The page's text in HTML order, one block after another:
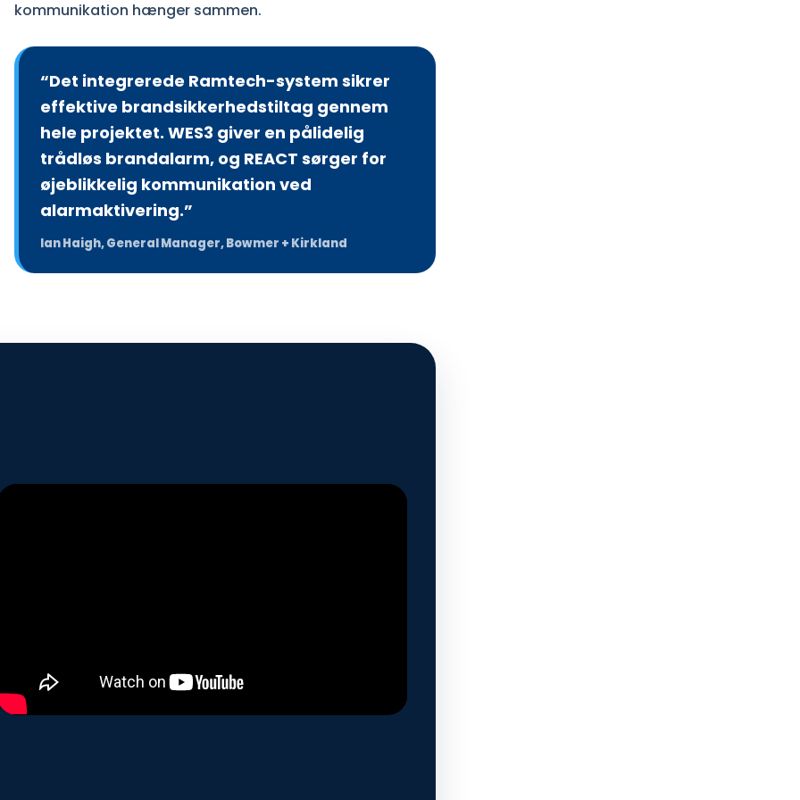
kommunikation hænger sammen.
“Det integrerede Ramtech-system sikrer
effektive brandsikkerhedstiltag gennem
hele projektet. WES3 giver en pålidelig
trådløs brandalarm, og REACT sørger for
øjeblikkelig kommunikation ved
alarmaktivering.”
Ian Haigh, General Manager, Bowmer + Kirkland